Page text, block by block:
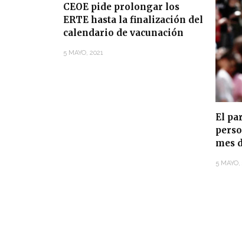
CEOE pide prolongar los
ERTE hasta la finalización del
calendario de vacunación
5 MAYO, 2021
El
mes
5 MAYO,